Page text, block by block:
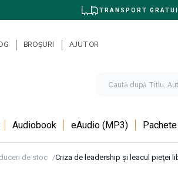
TRANSPORT
BROȘURI AJUTOR
Audiobook eAudio (MP3)
de stoc Criza de leadership şi leacul pieţei